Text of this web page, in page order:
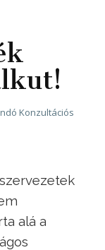
Konzultációs
alá a